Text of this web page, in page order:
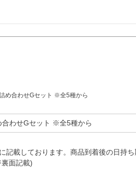
め合わせGセット ※全5種から
合わせGセット ※全5種から
記載しております。商品到着後の日持
面記載)